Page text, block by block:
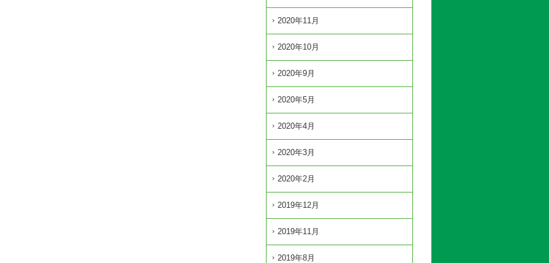
2020年11月
2020年10月
2020年9月
2020年5月
2020年4月
2020年3月
2020年2月
2019年12月
2019年11月
2019年8月